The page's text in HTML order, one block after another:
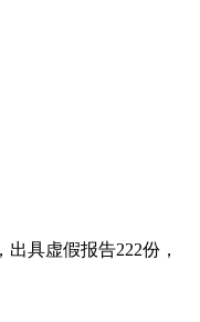
具虚假报告222份，